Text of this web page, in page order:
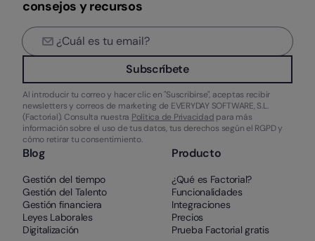
consejos y recursos
Subscríbete
Al introducir tu correo y hacer clic en "Suscribirse", aceptas recibir
newsletters y correos de marketing de EVERYDAY SOFTWARE, S.L.
(Factorial). Consulta nuestra Política de Privacidad para más
información sobre el uso de tus datos, tus derechos según el RGPD y
cómo retirar tu consentimiento.
Blog
Gestión del tiempo
Gestión del Talento
Gestión financiera
Leyes Laborales
Digitalización
Producto
¿Qué es Factorial?
Funcionalidades
Integraciones
Precios
Prueba Factorial gratis